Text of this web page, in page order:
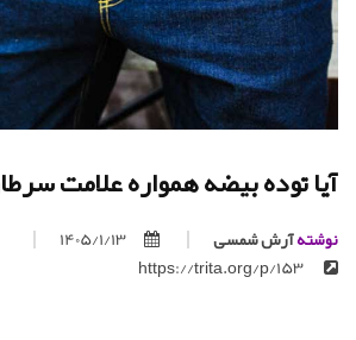
آیا توده بیضه همواره علامت
نوشتهآرش شمسی
1405/1/13